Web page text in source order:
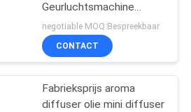
Geurluchtsmachine
Plastic Rohs Fcc
Goedkeuring Aroma
negotiable MOQ:Bespreekbaar
CONTACT
Fabrieksprijs aroma
diffuser olie mini diffuser